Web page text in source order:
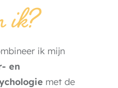
ik?
ik mijn
en
met de